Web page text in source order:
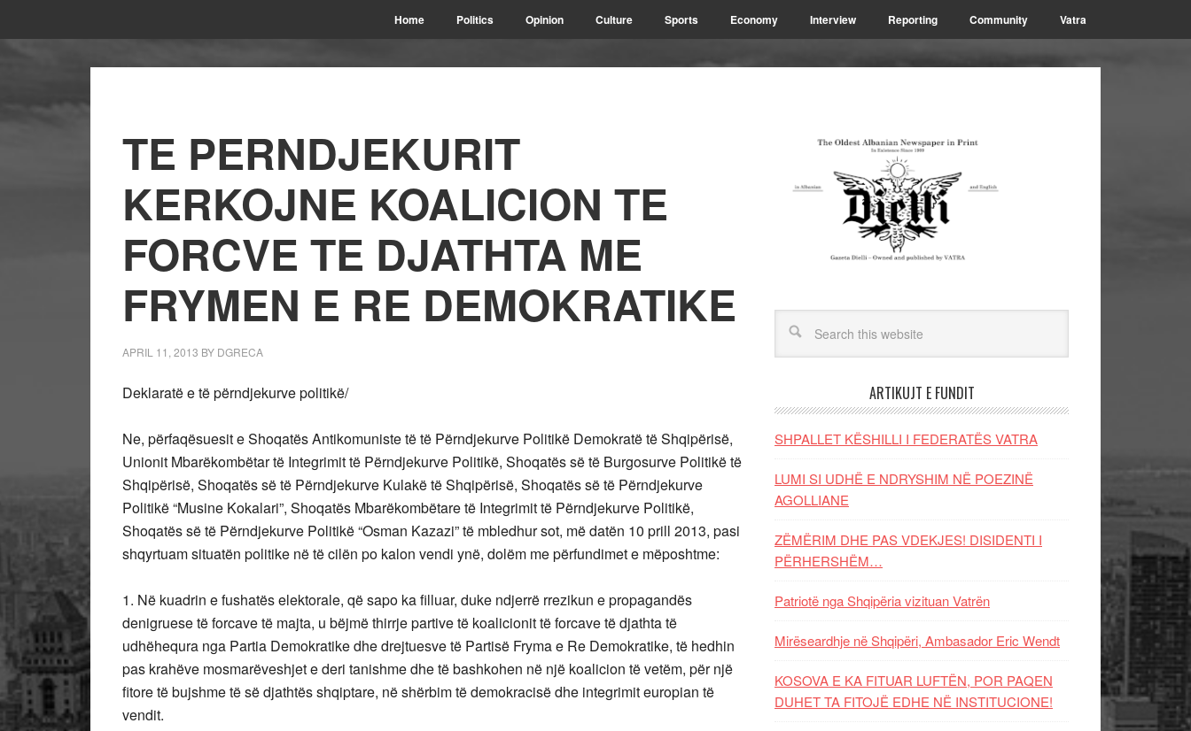
Home Politics Opinion Culture Sports Economy Interview Reporting Community Vatra
TE PERNDJEKURIT
KERKOJNE KOALICION TE
FORCVE TE DJATHTA ME
FRYMEN E RE DEMOKRATIKE
APRIL 11, 2013 BY DGRECA
Deklaratë e të përndjekurve politikë/
Ne, përfaqësuesit e Shoqatës Antikomuniste të të Përndjekurve Politikë Demokratë të Shqipërisë,
Unionit Mbarëkombëtar të Integrimit të Përndjekurve Politikë, Shoqatës së të Burgosurve Politikë të
Shqipërisë, Shoqatës së të Përndjekurve Kulakë të Shqipërisë, Shoqatës së të Përndjekurve
Politikë “Musine Kokalari”, Shoqatës Mbarëkombëtare të Integrimit të Përndjekurve Politikë,
Shoqatës së të Përndjekurve Politikë “Osman Kazazi” të mbledhur sot, më datën 10 prill 2013, pasi
shqyrtuam situatën politike në të cilën po kalon vendi ynë, dolëm me përfundimet e mëposhtme:
1. Në kuadrin e fushatës elektorale, që sapo ka filluar, duke ndjerrë rrezikun e propagandës
denigruese të forcave të majta, u bëjmë thirrje partive të koalicionit të forcave të djathta të
udhëhequra nga Partia Demokratike dhe drejtuesve të Partisë Fryma e Re Demokratike, të hedhin
pas krahëve mosmarëveshjet e deri tanishme dhe të bashkohen në një koalicion të vetëm, për një
fitore të bujshme të së djathtës shqiptare, në shërbim të demokracisë dhe integrimit europian të
vendit.
ARTIKUJT E FUNDIT
SHPALLET KËSHILLI I FEDERATËS VATRA
LUMI SI UDHË E NDRYSHIM NË POEZINË
AGOLLIANE
ZËMËRIM DHE PAS VDEKJES! DISIDENTI I
PËRHERSHËM…
Patriotë nga Shqipëria vizituan Vatrën
Mirëseardhje në Shqipëri, Ambasador Eric Wendt
KOSOVA E KA FITUAR LUFTËN, POR PAQEN
DUHET TA FITOJË EDHE NË INSTITUCIONE!